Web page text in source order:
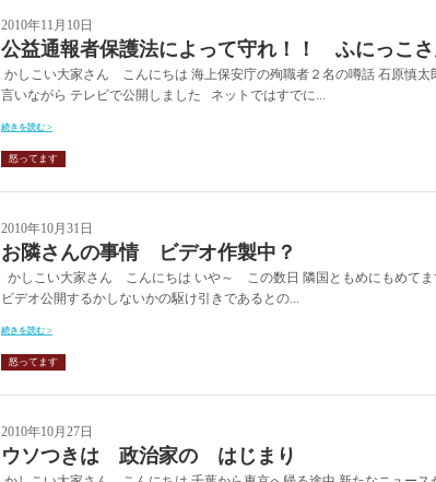
2010年11月10日
公益通報者保護法によって守れ！！ ふにっこさ
かしこい大家さん こんにちは 海上保安庁の殉職者２名の噂話 石原慎太
言いながら テレビで公開しました ネットではすでに...
続きを読む >
怒ってます
2010年10月31日
お隣さんの事情 ビデオ作製中？
かしこい大家さん こんにちは いや～ この数日 隣国ともめにもめて
ビデオ公開するかしないかの駆け引きであるとの...
続きを読む >
怒ってます
2010年10月27日
ウソつきは 政治家の はじまり